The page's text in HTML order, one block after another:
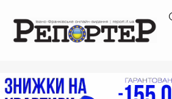
вмісту